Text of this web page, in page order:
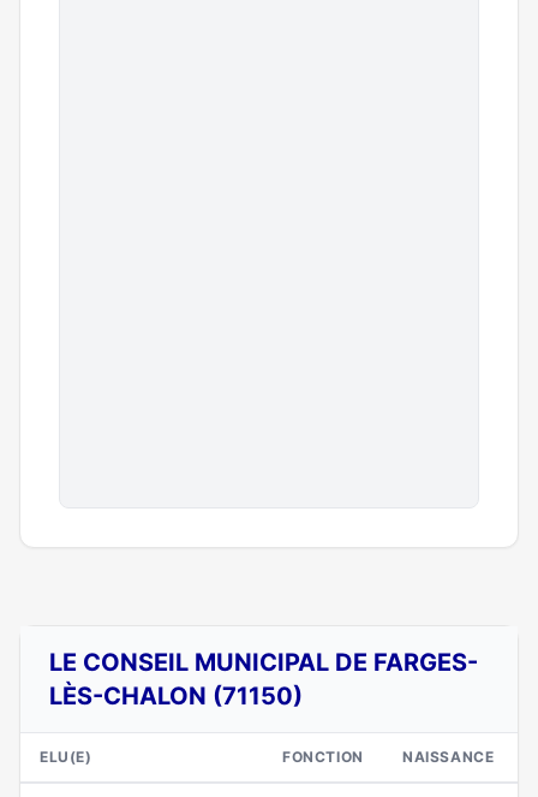
LE CONSEIL MUNICIPAL DE FARGES-
LÈS-CHALON (71150)
ELU(E) FONCTION NAISSANCE